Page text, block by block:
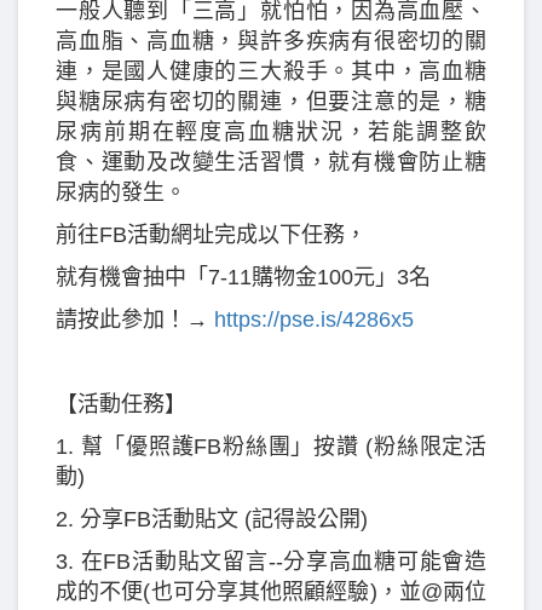
一般人聽到「三高」就怕怕，因為高血壓、
高血脂、高血糖，與許多疾病有很密切的關
連，是國人健康的三大殺手。其中，高血糖
與糖尿病有密切的關連，但要注意的是，糖
尿病前期在輕度高血糖狀況，若能調整飲
食、運動及改變生活習慣，就有機會防止糖
尿病的發生。
前往FB活動網址完成以下任務，
就有機會抽中「7-11購物金100元」3名
請按此參加！→ https://pse.is/4286x5
【活動任務】
1. 幫「優照護FB粉絲團」按讚 (粉絲限定活
動)
2. 分享FB活動貼文 (記得設公開)
3. 在FB活動貼文留言--分享高血糖可能會造
成的不便(也可分享其他照顧經驗)，並@兩位